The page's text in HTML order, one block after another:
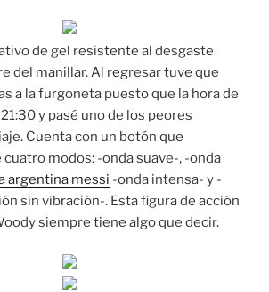
de gel resistente al desgaste
del manillar. Al regresar tuve que
a la furgoneta puesto que la hora de
y pasé uno de los peores
Cuenta con un botón que
modos: -onda suave-, -onda
argentina messi -onda intensa- y -
sin vibración-. Esta figura de acción
siempre tiene algo que decir.